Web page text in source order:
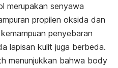
merupakan senyawa
propilen oksida dan
penyebaran
lapisan kulit juga berbeda.
menunjukkan bahwa body